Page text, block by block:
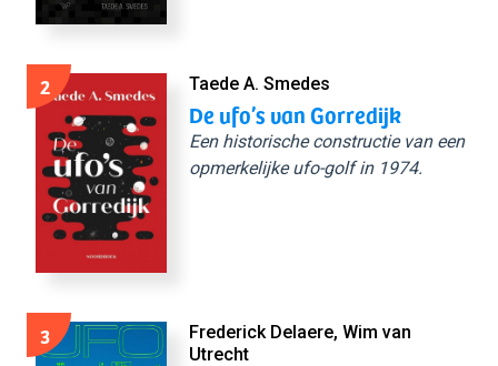
2 Taede A. Smedes
De ufo’s van Gorredijk
Een historische constructie van een
opmerkelijke ufo-golf in 1974.
3
Frederick Delaere, Wim van
Utrecht